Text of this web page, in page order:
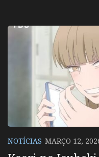
NOTÍCIAS MARÇO 12,